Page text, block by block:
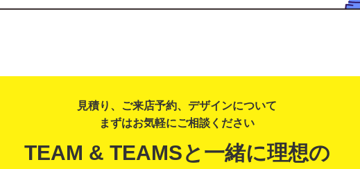
見積り、ご来店予約、デザインについて
まずはお気軽にご相談ください
TEAM & TEAMSと一緒に理想の